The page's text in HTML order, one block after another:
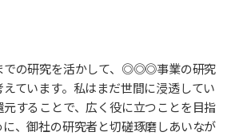
での研究を活かして、◎◎◎事業の研究
ています。私はまだ世間に浸透してい
することで、広く役に立つことを目指
、御社の研究者と切磋琢磨しあいなが